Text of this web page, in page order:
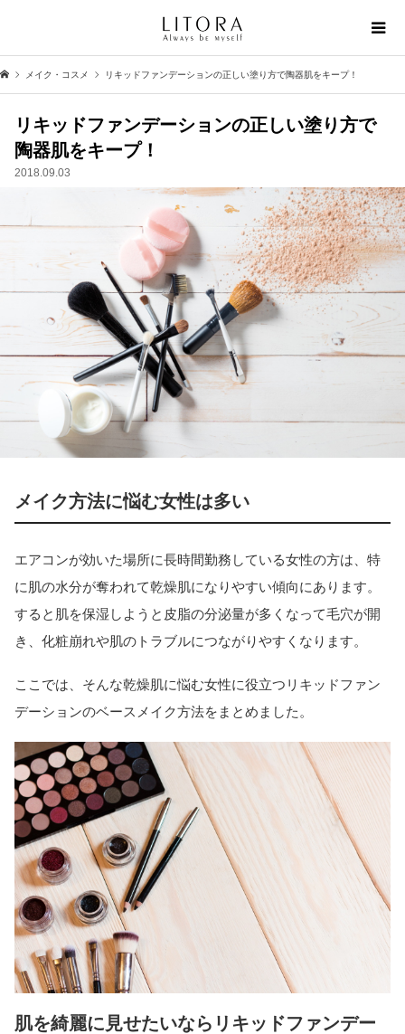
メイク・コスメ リキッドファンデーションの正しい塗り方で陶器肌をキープ！
リキッドファンデーションの正しい塗り方で
陶器肌をキープ！
2018.09.03
メイク方法に悩む女性は多い
エアコンが効いた場所に長時間勤務している女性の方は、特
に肌の水分が奪われて乾燥肌になりやすい傾向にあります。
すると肌を保湿しようと皮脂の分泌量が多くなって毛穴が開
き、化粧崩れや肌のトラブルにつながりやすくなります。
ここでは、そんな乾燥肌に悩む女性に役立つリキッドファン
デーションのベースメイク方法をまとめました。
肌を綺麗に見せたいならリキッドファンデー